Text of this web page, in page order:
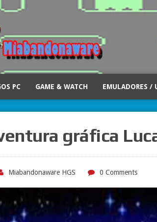
PC GAME & WATCH EMULADORES /
gráfica
Miabandonaware HGS 0 Comments